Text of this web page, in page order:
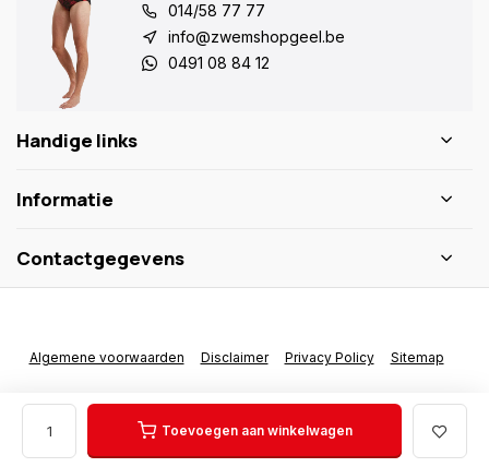
Toevoegen aan winkelwagen
014/58 77 77
info@zwemshopgeel.be
0491 08 84 12
Handige links
Informatie
Contactgegevens
Algemene voorwaarden Disclaimer Privacy Policy Sitemap